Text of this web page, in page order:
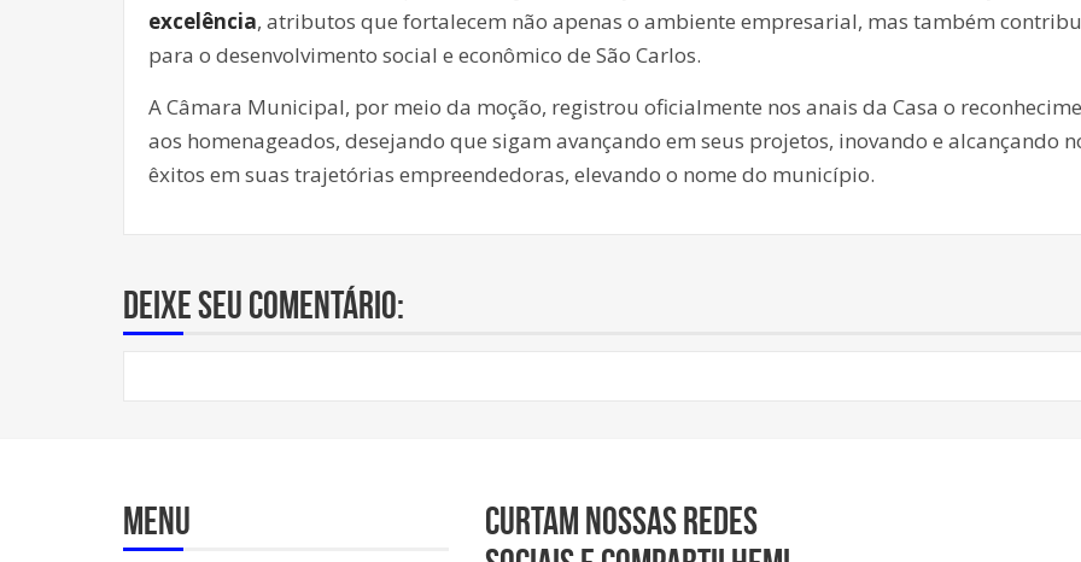
excelência, atributos que fortalecem não apenas o ambiente empresarial, mas também
para o desenvolvimento social e econômico de São Carlos.
A Câmara Municipal, por meio da moção, registrou oficialmente nos anais da Casa o
aos homenageados, desejando que sigam avançando em seus projetos, inovando e alcançando
êxitos em suas trajetórias empreendedoras, elevando o nome do município.
Deixe seu comentário:
Menu
Curtam nossas redes